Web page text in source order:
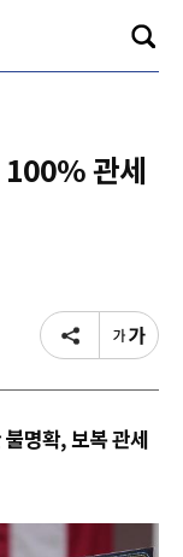
100% 관세
명확, 보복 관세